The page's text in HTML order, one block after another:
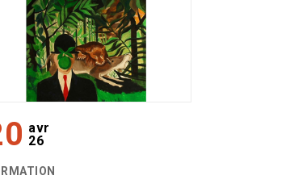
avr
26